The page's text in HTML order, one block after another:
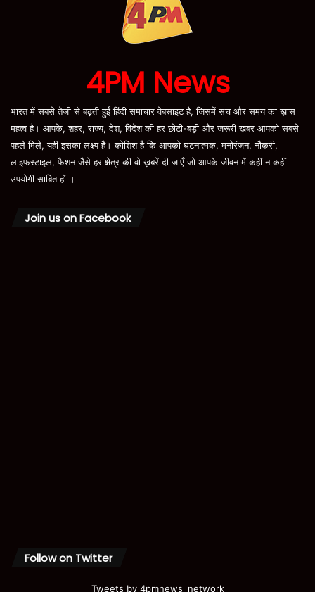
4PM News
भारत में सबसे तेजी से बढ़ती हुई हिंदी समाचार वेबसाइट है, जिसमें सच और समय का ख़ास
महत्व है। आपके, शहर, राज्य, देश, विदेश की हर छोटी-बड़ी और जरूरी खबर आपको सबसे
पहले मिले, यही इसका लक्ष्य है। कोशिश है कि आपको घटनात्मक, मनोरंजन, नौकरी,
लाइफस्टाइल, फैशन जैसे हर क्षेत्र की वो ख़बरें दी जाएँ जो आपके जीवन में कहीं न कहीं
उपयोगी साबित हों ।
Join us on Facebook
Follow on Twitter
Tweets by 4pmnews_network